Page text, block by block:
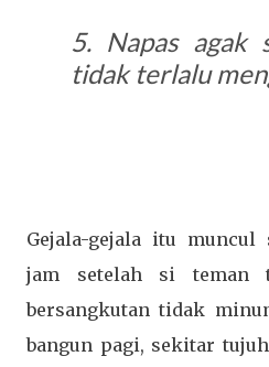
5. Napas agak
tidak terlalu
Gejala-gejala itu muncul
jam setelah si teman
bersangkutan tidak
bangun pagi, sekitar